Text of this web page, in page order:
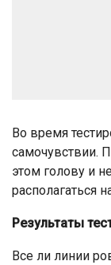
Во время
самочувствии.
этом голову и
располагаться
Результаты
Все ли линии